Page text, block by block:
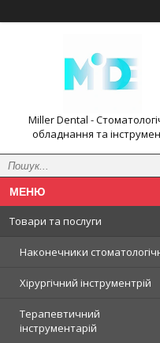
Miller Dental -
обладнання та
Товари та послуги
Наконечники
Хірургічний інструментрій
Терапевтичний
інструментарій